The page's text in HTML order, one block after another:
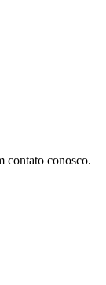
contato conosco.